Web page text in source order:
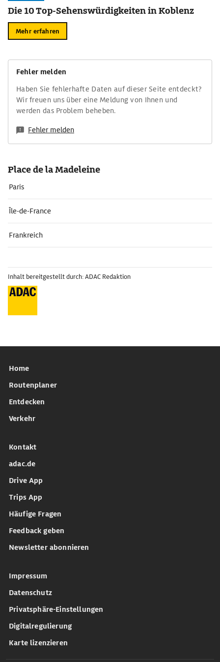
Die 10 Top-Sehenswürdigkeiten in Koblenz
Mehr erfahren
Fehler melden
Haben Sie fehlerhafte Daten auf dieser Seite entdeckt?
Wir freuen uns über eine Meldung von Ihnen und
werden das Problem beheben.
Fehler melden
Place de la Madeleine
Paris
Île-de-France
Frankreich
Inhalt bereitgestellt durch: ADAC Redaktion
Home
Routenplaner
Entdecken
Verkehr
Kontakt
adac.de
Drive App
Trips App
Häufige Fragen
Feedback geben
Newsletter abonnieren
Impressum
Datenschutz
Privatsphäre-Einstellungen
Digitalregulierung
Karte lizenzieren